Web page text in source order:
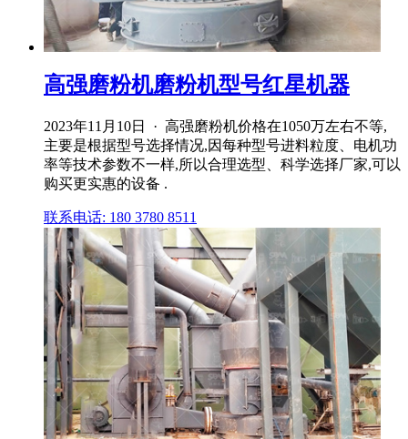
高强磨粉机磨粉机型号红星机器
2023年11月10日 · 高强磨粉机价格在1050万左右不等,
主要是根据型号选择情况,因每种型号进料粒度、电机功
率等技术参数不一样,所以合理选型、科学选择厂家,可以
购买更实惠的设备 .
联系电话: 180 3780 8511